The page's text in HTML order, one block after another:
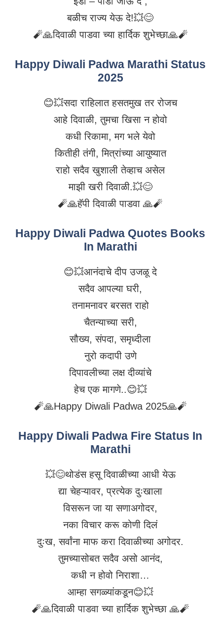
बळीच राज्य येऊ दे!💥😊
🧨🙏दिवाळी पाडवा च्या हार्दिक शुभेच्छा🙏🧨
Happy Diwali Padwa Marathi Status
2025
😊💥सदा राहिलात हसतमुख तर रोजच
आहे दिवाळी, तुमचा खिसा न होवो
कधी रिकामा, मग भले येवो
कितीही तंगी, मित्रांच्या आयुष्यात
राहो सदैव खुशाली तेव्हाच असेल
माझी खरी दिवाळी.💥😊
🧨🙏हॅपी दिवाळी पाडवा 🙏🧨
Happy Diwali Padwa Quotes Books
In Marathi
😊💥आनंदाचे दीप उजळू दे
सदैव आपल्या घरी,
तनामनावर बरसत राहो
चैतन्याच्या सरी,
सौख्य, संपदा, समृध्दीला
नुरो कदापी उणे
दिपावलीच्या लक्ष दीव्यांचे
हेच एक मागणे..😊💥
🧨🙏Happy Diwali Padwa 2025🙏🧨
Happy Diwali Padwa Fire Status In
Marathi
💥😊थोडंस हसू दिवाळीच्या आधी येऊ
द्या चेहऱ्यावर, प्रत्येक दुःखाला
विसरून जा या सणाअगोदर,
नका विचार करू कोणी दिलं
दुःख, सर्वांना माफ करा दिवाळीच्या अगोदर.
तुमच्यासोबत सदैव असो आनंद,
कधी न होवो निराशा…
आम्हा सगळ्यांकडून😊💥
🧨🙏दिवाळी पाडवा च्या हार्दिक शुभेच्छा 🙏🧨